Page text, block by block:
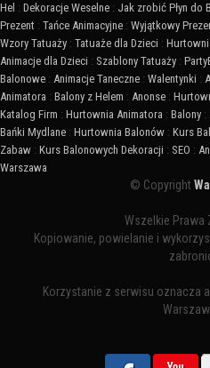
Hel : Dekoracje Weselne : Jak zrobić Płyn do
Prezent : Tańce Animacyjne : Wyjątkowy
Wzory Tatuaży : Tatuaże dla Dzieci :
Animacje dla Dzieci : Szablony Tatuaży :
Balonowe : Animacje Taneczne : Walentynki :
Animatora : Balony z Helem : Anonse :
Katalog Firm : Hurtownia Animatora : Balony :
Bańki Mydlane : Hurtownia Balonów : Kurs
Zabaw : Kurs Balonowych Dekoracji : SEO :
Warszawa
© Copyright
Wszelkie Prawa
Kopiowanie, powielanie i
Korzystanie z serwisu oznacza